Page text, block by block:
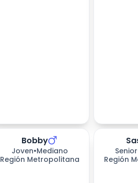
días esperando
Bobby
Joven•Mediano
Región Metropolitana
días
Senior
Región